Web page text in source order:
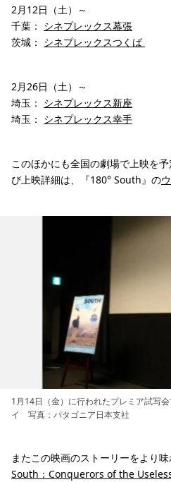
2月12日（土）～
千葉： シネプレックス幕張
茨城： シネプレックスつくば
2月26日（土）～
埼玉： シネプレックス新座
埼玉： シネプレックス幸手
このほかにも全国の劇場で上映を
び上映詳細は、『180° South』の
1月14日（金）に行われたプレミア試写
イ 写真：パタゴニア日本支社
またこの映画のストーリーをより
South：Conquerors of the